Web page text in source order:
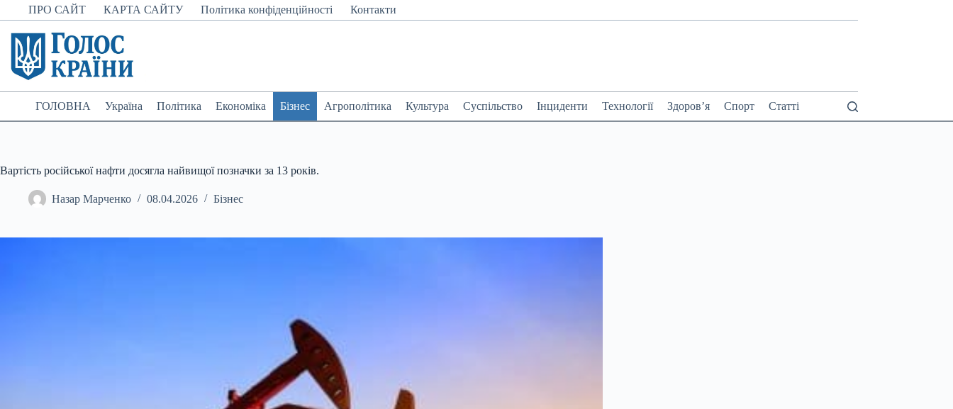
Перейти
до
вмісту
ПРО САЙТ КАРТА САЙТУ Політика конфіденційності Контакти
ГОЛОВНА Україна Політика Економіка Бізнес Агрополітика Культура Суспільство Інциденти Технології Здоров’я Спорт Статті
Вартість російської нафти досягла найвищої позначки за 13 років.
Назар Марченко 08.04.2026 Бізнес